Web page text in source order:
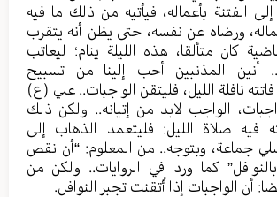
الفتنة بأعماله، فيأتيه من ذلك ما فيه
ورضاه عن نفسه، حتى يظن أنه يتقرب
كان متألقا، هذه الليلة ينام؛ ليعاتب
أنين المذنبين أحب إلينا من تسبيح
نافلة الليل، فليتقن الواجبات.. علي (ع)
الواجب لابد من إتيانه.. ولكن ذلك
فيه صلاة الليل: فليتعمد الذهاب إلى
جماعة، وبتوجه.. من المعلوم: “أن نقص
كما ورد في الروايات.. ولكن من
أن الواجبات إذا أُتقنت تجبر النوافل.